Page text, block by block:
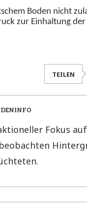
Boden nicht
zur Einhaltung
TEILEN
Fokus